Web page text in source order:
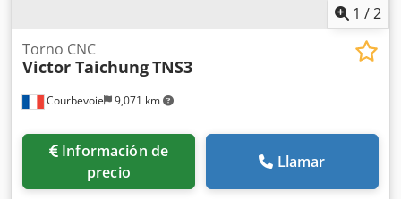
1 /2
Courbevoie 9,071 km
Torno CNC
Victor TaichungTNS3
Información de
precio
Llamar